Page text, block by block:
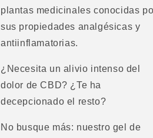
plantas medicinales conocidas
sus propiedades analgésicas y
antiinflamatorias.
¿Necesita un alivio intenso del
dolor de CBD? ¿Te ha
decepcionado el resto?
No busque más: nuestro gel de